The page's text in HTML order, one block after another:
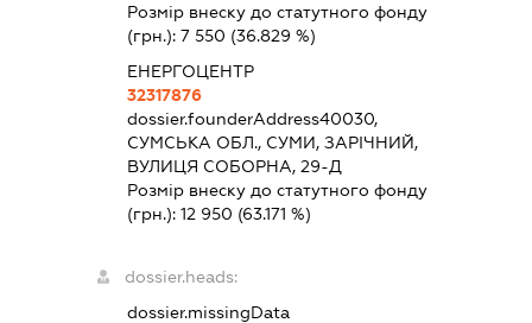
Розмір внеску до статутного фонду
(грн.):7 550 (36.829 %)
ЕНЕРГОЦЕНТР
32317876
dossier.founderAddress40030,
СУМСЬКА ОБЛ., СУМИ, ЗАРІЧНИЙ,
ВУЛИЦЯ СОБОРНА, 29-Д
Розмір внеску до статутного фонду
(грн.):12 950 (63.171 %)
dossier.heads:
dossier.missingData